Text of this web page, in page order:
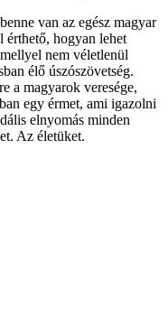
van az egész magyar
érthető, hogyan lehet
nem véletlenül
élő úszószövetség.
a magyarok veresége,
egy érmet, ami igazolni
elnyomás minden
Az életüket.